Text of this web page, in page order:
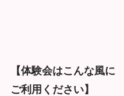
【体験会はこんな風に
ご利用ください】